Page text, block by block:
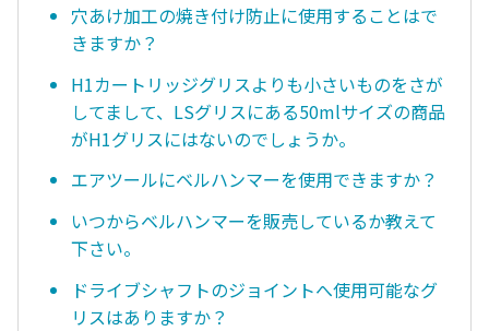
穴あけ加工の焼き付け防止に使用することはで
きますか？
H1カートリッジグリスよりも小さいものをさが
してまして、LSグリスにある50mlサイズの商品
がH1グリスにはないのでしょうか。
エアツールにベルハンマーを使用できますか？
いつからベルハンマーを販売しているか教えて
下さい。
ドライブシャフトのジョイントへ使用可能なグ
リスはありますか？